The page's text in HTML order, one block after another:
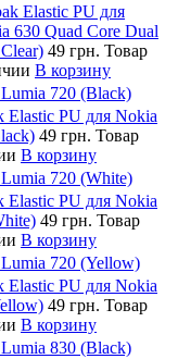
Elastic PU для
630 Quad Core Dual
49 грн. Товар
В корзину
720 (Black)
Elastic PU для Nokia
49 грн. Товар
В корзину
720 (White)
Elastic PU для Nokia
49 грн. Товар
В корзину
720 (Yellow)
Elastic PU для Nokia
49 грн. Товар
В корзину
830 (Black)